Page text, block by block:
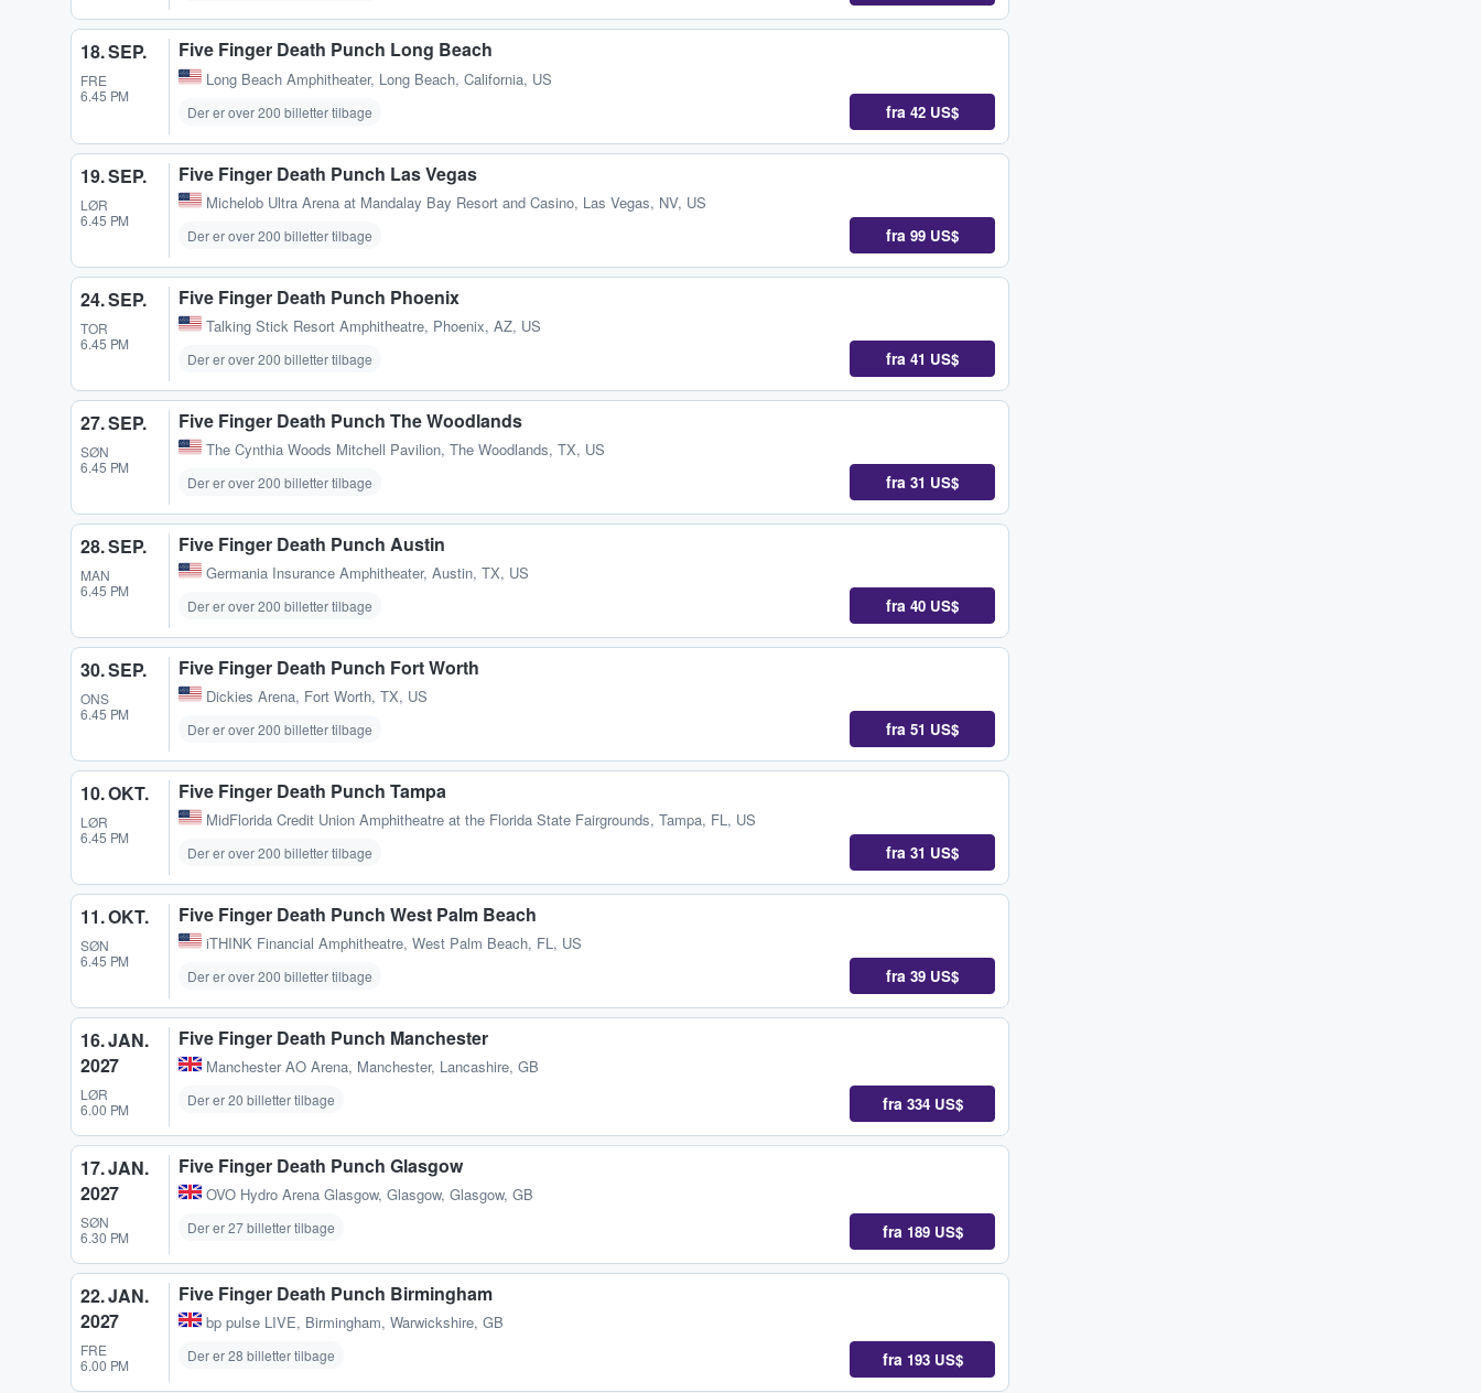
18. SEP.
FRE
6.45 PM
Five Finger Death Punch Long Beach
Long Beach Amphitheater, Long Beach, California, US
Der er over 200 billetter tilbage fra 42 US$
19. SEP.
LØR
6.45 PM
Five Finger Death Punch Las Vegas
Michelob Ultra Arena at Mandalay Bay Resort and Casino, Las Vegas, NV, US
Der er over 200 billetter tilbage fra 99 US$
24. SEP.
TOR
6.45 PM
Five Finger Death Punch Phoenix
Talking Stick Resort Amphitheatre, Phoenix, AZ, US
Der er over 200 billetter tilbage fra 41 US$
27. SEP.
SØN
6.45 PM
Five Finger Death Punch The Woodlands
The Cynthia Woods Mitchell Pavilion, The Woodlands, TX, US
Der er over 200 billetter tilbage fra 31 US$
28. SEP.
MAN
6.45 PM
Five Finger Death Punch Austin
Germania Insurance Amphitheater, Austin, TX, US
Der er over 200 billetter tilbage fra 40 US$
30. SEP.
ONS
6.45 PM
Five Finger Death Punch Fort Worth
Dickies Arena, Fort Worth, TX, US
Der er over 200 billetter tilbage fra 51 US$
10. OKT.
LØR
6.45 PM
Five Finger Death Punch Tampa
MidFlorida Credit Union Amphitheatre at the Florida State Fairgrounds, Tampa, FL, US
Der er over 200 billetter tilbage fra 31 US$
11. OKT.
SØN
6.45 PM
Five Finger Death Punch West Palm Beach
iTHINK Financial Amphitheatre, West Palm Beach, FL, US
Der er over 200 billetter tilbage fra 39 US$
16. JAN.
2027
LØR
6.00 PM
Five Finger Death Punch Manchester
Manchester AO Arena, Manchester, Lancashire, GB
Der er 20 billetter tilbage fra 334 US$
17. JAN.
2027
SØN
6.30 PM
Five Finger Death Punch Glasgow
OVO Hydro Arena Glasgow, Glasgow, Glasgow, GB
Der er 27 billetter tilbage fra 189 US$
22. JAN.
2027
FRE
6.00 PM
Five Finger Death Punch Birmingham
bp pulse LIVE, Birmingham, Warwickshire, GB
Der er 28 billetter tilbage fra 193 US$